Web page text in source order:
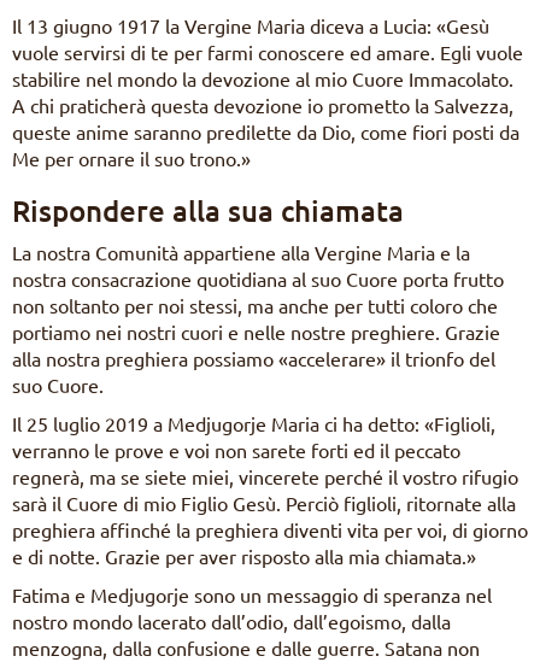
Il 13 giugno 1917 la Vergine Maria diceva a Lucia: «Gesù
vuole servirsi di te per farmi conoscere ed amare. Egli vuole
stabilire nel mondo la devozione al mio Cuore Immacolato.
A chi praticherà questa devozione io prometto la Salvezza,
queste anime saranno predilette da Dio, come fiori posti da
Me per ornare il suo trono.»
Rispondere alla sua chiamata
La nostra Comunità appartiene alla Vergine Maria e la
nostra consacrazione quotidiana al suo Cuore porta frutto
non soltanto per noi stessi, ma anche per tutti coloro che
portiamo nei nostri cuori e nelle nostre preghiere. Grazie
alla nostra preghiera possiamo «accelerare» il trionfo del
suo Cuore.
Il 25 luglio 2019 a Medjugorje Maria ci ha detto: «Figlioli,
verranno le prove e voi non sarete forti ed il peccato
regnerà, ma se siete miei, vincerete perché il vostro rifugio
sarà il Cuore di mio Figlio Gesù. Perciò figlioli, ritornate alla
preghiera affinché la preghiera diventi vita per voi, di giorno
e di notte. Grazie per aver risposto alla mia chiamata.»
Fatima e Medjugorje sono un messaggio di speranza nel
nostro mondo lacerato dall’odio, dall’egoismo, dalla
menzogna, dalla confusione e dalle guerre. Satana non